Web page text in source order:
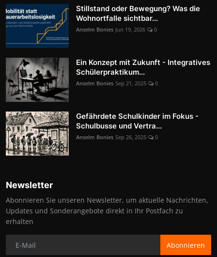
Stillstand oder Bewegung? Was die
Wohnortfalle sichtbar...
Anselm Bonies Jun 19, 2026 0
Ein Konzept mit Zukunft - Integratives
Schülerpraktikum...
Anselm Bonies Sep 21, 2025 0
Gefährdete Schulkinder im Fokus -
Schulbusse und Vertra...
Anselm Bonies Sep 26, 2025 0
Newsletter
Abonnieren Sie unseren Newsletter, um aktuelle Nachrichten,
Updates und Sonderangebote direkt in Ihr Postfach zu
erhalten
Abonnieren